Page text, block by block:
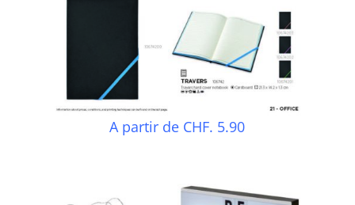
A partir de CHF. 5.90